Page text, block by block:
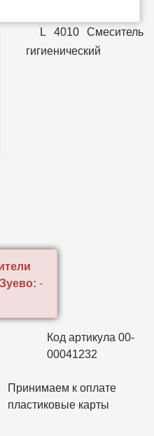
L 4010 Смеситель
гигиенический
-
Код артикула 00-
00041232
Принимаем к оплате
пластиковые карты